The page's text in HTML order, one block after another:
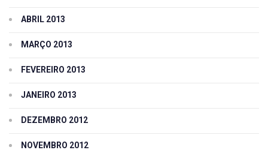
ABRIL 2013
MARÇO 2013
FEVEREIRO 2013
JANEIRO 2013
DEZEMBRO 2012
NOVEMBRO 2012